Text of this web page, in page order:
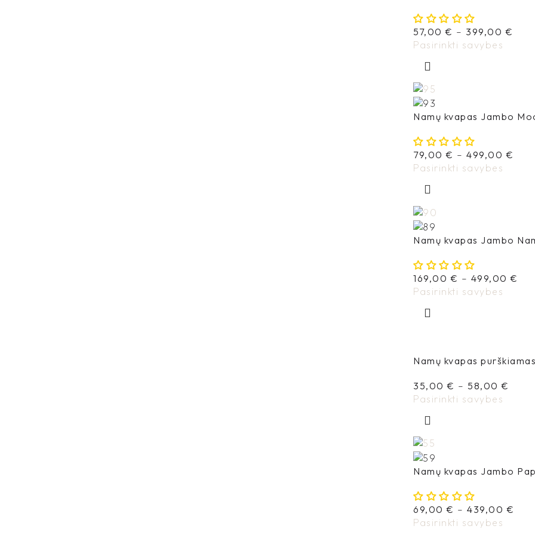
57,00 € – 399,00 €
Pasirinkti savybes
Namų kvapas Jambo
79,00 € – 499,00 €
Pasirinkti savybes
Namų kvapas Jambo
169,00 € – 499,00 €
Pasirinkti savybes
Namų kvapas
35,00 € – 58,00 €
Pasirinkti savybes
Namų kvapas Jambo
69,00 € – 439,00 €
Pasirinkti savybes